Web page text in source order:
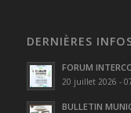
DERNIÈRES
FORUM
20 juillet 2026 -
BULLETIN